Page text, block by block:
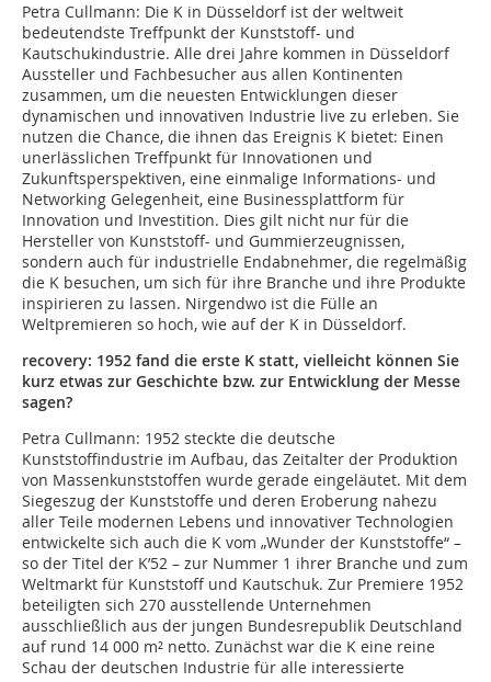
Petra Cullmann: Die K in Düsseldorf ist der weltweit
bedeutendste Treffpunkt der Kunststoff- und
Kautschukindustrie. Alle drei Jahre kommen in Düsseldorf
Aussteller und Fachbesucher aus allen Kontinenten
zusammen, um die neuesten Entwicklungen dieser
dynamischen und innovativen Industrie live zu erleben. Sie
nutzen die Chance, die ihnen das Ereignis K bietet: Einen
unerlässlichen Treffpunkt für Innovationen und
Zukunftsperspektiven, eine einmalige Informations- und
Networking Gelegenheit, eine Businessplattform für
Innovation und Investition. Dies gilt nicht nur für die
Hersteller von Kunststoff- und Gummierzeugnissen,
sondern auch für industrielle Endabnehmer, die regelmäßig
die K besuchen, um sich für ihre Branche und ihre Produkte
inspirieren zu lassen. Nirgendwo ist die Fülle an
Weltpremieren so hoch, wie auf der K in Düsseldorf.
recovery: 1952 fand die erste K statt, vielleicht können Sie
kurz etwas zur Geschichte bzw. zur Entwicklung der Messe
sagen?
Petra Cullmann: 1952 steckte die deutsche
Kunststoffindustrie im Aufbau, das Zeitalter der Produktion
von Massenkunststoffen wurde gerade eingeläutet. Mit dem
Siegeszug der Kunststoffe und deren Eroberung nahezu
aller Teile modernen Lebens und innovativer Technologien
entwickelte sich auch die K vom „Wunder der Kunststoffe“ –
so der Titel der K’52 – zur Nummer 1 ihrer Branche und zum
Weltmarkt für Kunststoff und Kautschuk. Zur Premiere 1952
beteiligten sich 270 ausstellende Unternehmen
ausschließlich aus der jungen Bundesrepublik Deutschland
auf rund 14 000 m² netto. Zunächst war die K eine reine
Schau der deutschen Industrie für alle interessierte